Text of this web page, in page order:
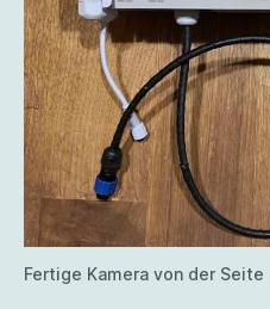
Fertige Kamera von der Seite